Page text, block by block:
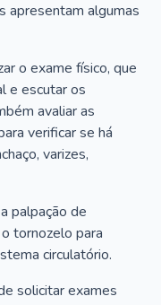
apresentam algumas
o exame físico, que
e escutar os
avaliar as
verificar se há
varizes,
palpação de
tornozelo para
circulatório.
solicitar exames